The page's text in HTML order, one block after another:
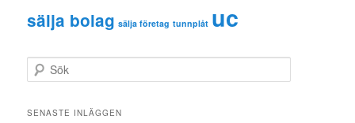
sälja bolag sälja företag tunnplåt uc
ö
SENASTE INLÄGGEN